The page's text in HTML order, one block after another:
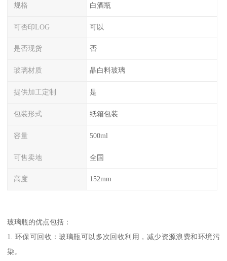
规格 白酒瓶
可否印LOG 可以
是否现货 否
玻璃材质 晶白料玻璃
提供加工定制 是
包装形式 纸箱包装
容量 500ml
可售卖地 全国
高度 152mm
玻璃瓶的优点包括：
1. 环保可回收：玻璃瓶可以多次回收利用，减少资源浪费和环境污
染。